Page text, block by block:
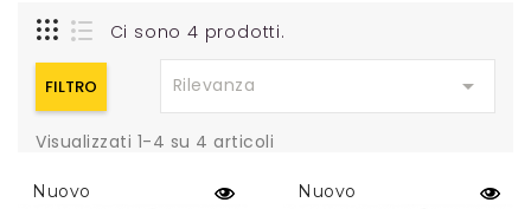
Ci sono 4 prodotti.
FILTRO Rilevanza 
Visualizzati 1-4 su 4 articoli
Nuovo Nuovo